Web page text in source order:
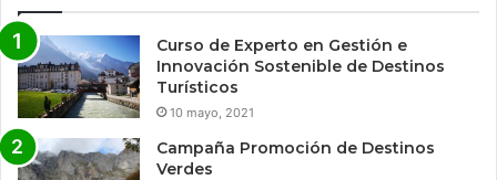
Curso de Experto en Gestión e
Innovación Sostenible de Destinos
Turísticos
10 mayo, 2021
Campaña Promoción de Destinos
Verdes